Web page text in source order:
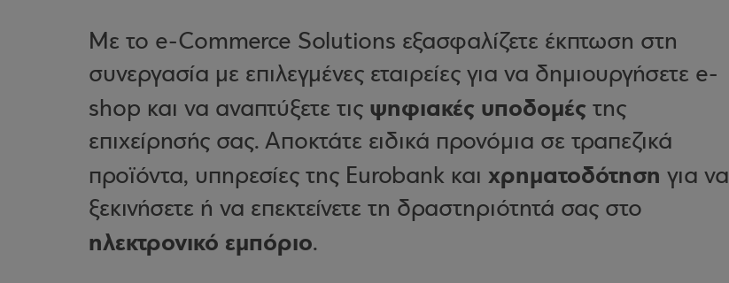
Με το e-Commerce Solutions εξασφαλίζετε έκπτωση στη
συνεργασία με επιλεγμένες εταιρείες για να δημιουργήσετε e-
shop και να αναπτύξετε τις ψηφιακές υποδομές της
επιχείρησής σας. Αποκτάτε ειδικά προνόμια σε τραπεζικά
προϊόντα, υπηρεσίες της Eurobank και χρηματοδότηση για να
ξεκινήσετε ή να επεκτείνετε τη δραστηριότητά σας στο
ηλεκτρονικό εμπόριο.